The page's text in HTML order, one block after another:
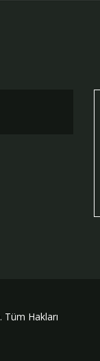
. Tüm Hakları